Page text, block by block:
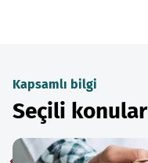
Kapsamlı bilgi
Seçili konular